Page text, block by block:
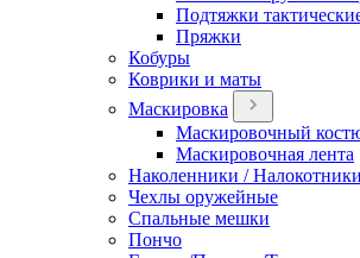
Подтяжки
Пряжки
Кобуры
Коврики и маты
Маскировка
Маскировочный
Маскировочная лента
Наколенники / Налокотники
Чехлы оружейные
Спальные мешки
Пончо